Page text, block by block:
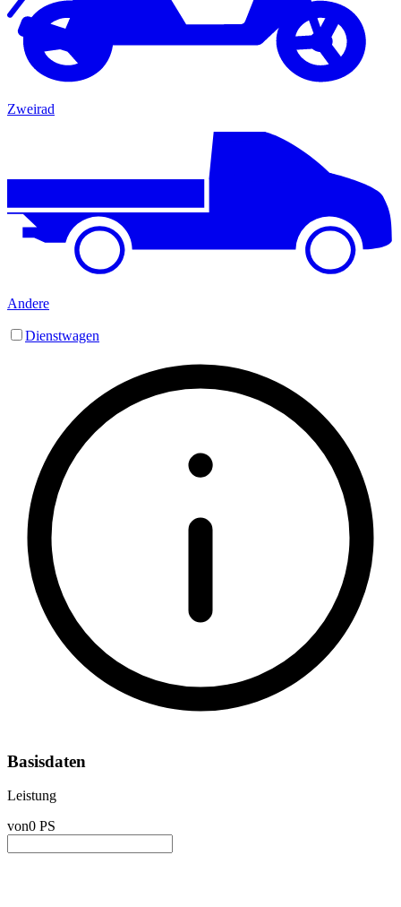
Zweirad
Andere
Dienstwagen
Basisdaten
Leistung
von0 PS